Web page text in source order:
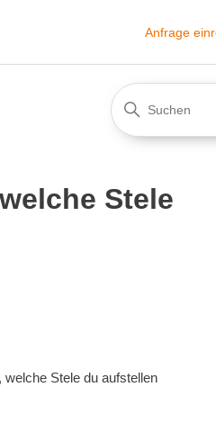
Anfrage
Stele
Stele du aufstellen